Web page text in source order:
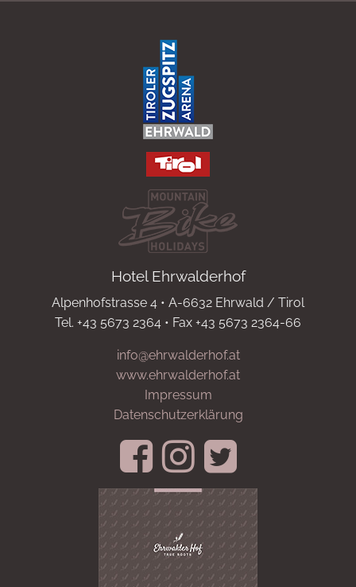
Hotel Ehrwalderhof
Alpenhofstrasse 4 • A-6632 Ehrwald / Tirol
Tel. +43 5673 2364 • Fax +43 5673 2364-66
info@ehrwalderhof.at
www.ehrwalderhof.at
Impressum
Datenschutzerklärung